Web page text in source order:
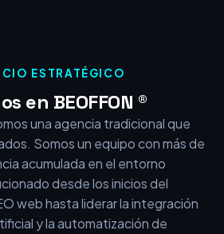
ESTRATÉGICO
en BEOFFON ®
una agencia tradicional que
Somos un equipo con más de
acumulada en el entorno
desde los inicios del
web hasta liderar la integración
y la automatización de